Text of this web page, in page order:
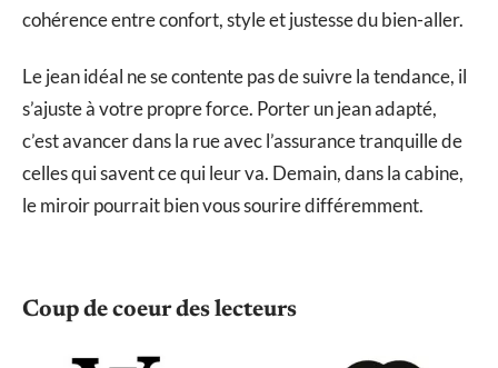
cohérence entre confort, style et justesse du bien-aller.
Le jean idéal ne se contente pas de suivre la tendance, il
s’ajuste à votre propre force. Porter un jean adapté,
c’est avancer dans la rue avec l’assurance tranquille de
celles qui savent ce qui leur va. Demain, dans la cabine,
le miroir pourrait bien vous sourire différemment.
Coup de coeur des lecteurs